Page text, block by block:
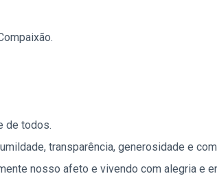
de todos.
transparência, generosidade e
nosso afeto e vivendo com alegria e